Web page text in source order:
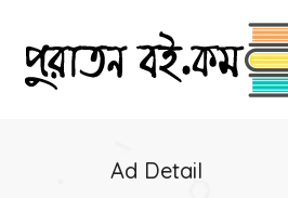
Ad Detail